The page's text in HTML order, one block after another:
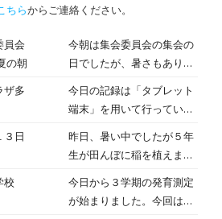
ちらからご連絡ください。
会
の朝
今朝は集会委員会の集会の
日でしたが、暑さもあり、
てくれました。 タブレット
端末で動画を録り、編集し
た、間違い探し集会でし
た。 全校放送の後、それぞ
れのクラスで動画を見てク
イズに答えていく形式で
す。 例えばこんな感じで
多
今日の記録は「タブレット
端末」を用いて行っていま
レット端末を上手に使いこ
なすことを目指していま
す。
日
昨日、暑い中でしたが５年
生が田んぼに稲を植えまし
お迎えして毎年この時期に
田植えをしています。子供
校
今日から３学期の発育測定
が始まりました。今回は、